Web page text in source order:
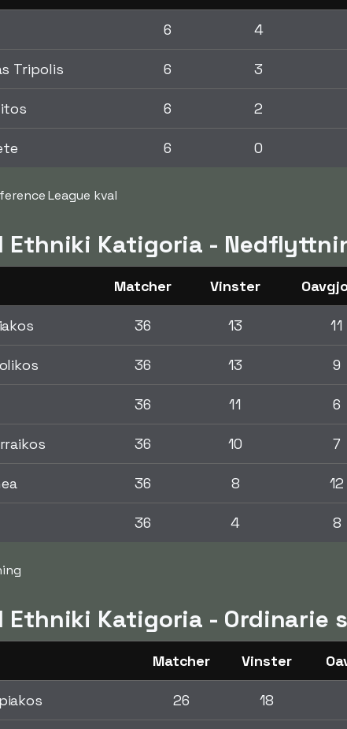
6 4
Tripolis 6 3
6 2
6 0
League kval
Ethniki Katigoria -
Matcher Vinster
36 13 11
36 13 9
36 11 6
36 10 7
36 8 12
36 4 8
Ethniki Katigoria - Ordinarie
Matcher Vinster
26 18